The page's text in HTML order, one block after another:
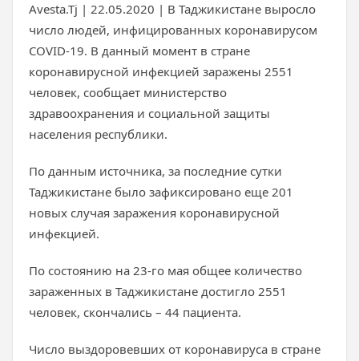
Avesta.Tj | 22.05.2020 | В Таджикистане выросло
число людей, инфицированных коронавирусом
COVID-19. В данный момент в стране
коронавирусной инфекцией заражены 2551
человек, сообщает министерство
здравоохранения и социальной защиты
населения республики.
По данным источника, за последние сутки
Таджикистане было зафиксировано еще 201
новых случая заражения коронавирусной
инфекцией.
По состоянию на 23-го мая общее количество
зараженных в Таджикистане достигло 2551
человек, скончались – 44 пациента.
Число выздоровевших от коронавируса в стране